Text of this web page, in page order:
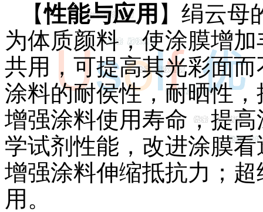
【性能与应用 】绢云母
为体质颜料，使涂膜增
共用，可提高其光彩面
涂料的耐侯性，耐晒性
增强涂料使用寿命，提
学试剂性能，改进涂膜
增强涂料伸缩抵抗力；
用。